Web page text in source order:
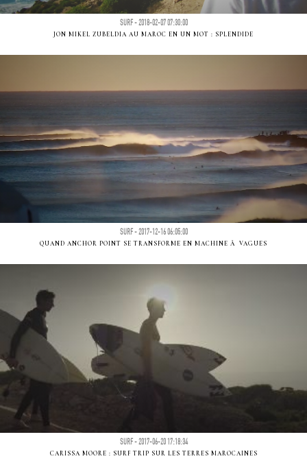
SURF - 2018-02-07 07:30:00
JON MIKEL ZUBELDIA AU MAROC EN UN MOT : SPLENDIDE
SURF - 2017-12-16 06:05:00
QUAND ANCHOR POINT SE TRANSFORME EN MACHINE Ã VAGUES
SURF - 2017-06-20 17:18:34
CARISSA MOORE : SURF TRIP SUR LES TERRES MAROCAINES